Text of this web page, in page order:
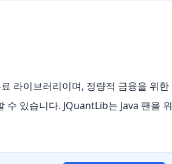
라이브러리이며, 정량적 금융을 위한
있습니다. JQuantLib는 Java 팬을 위